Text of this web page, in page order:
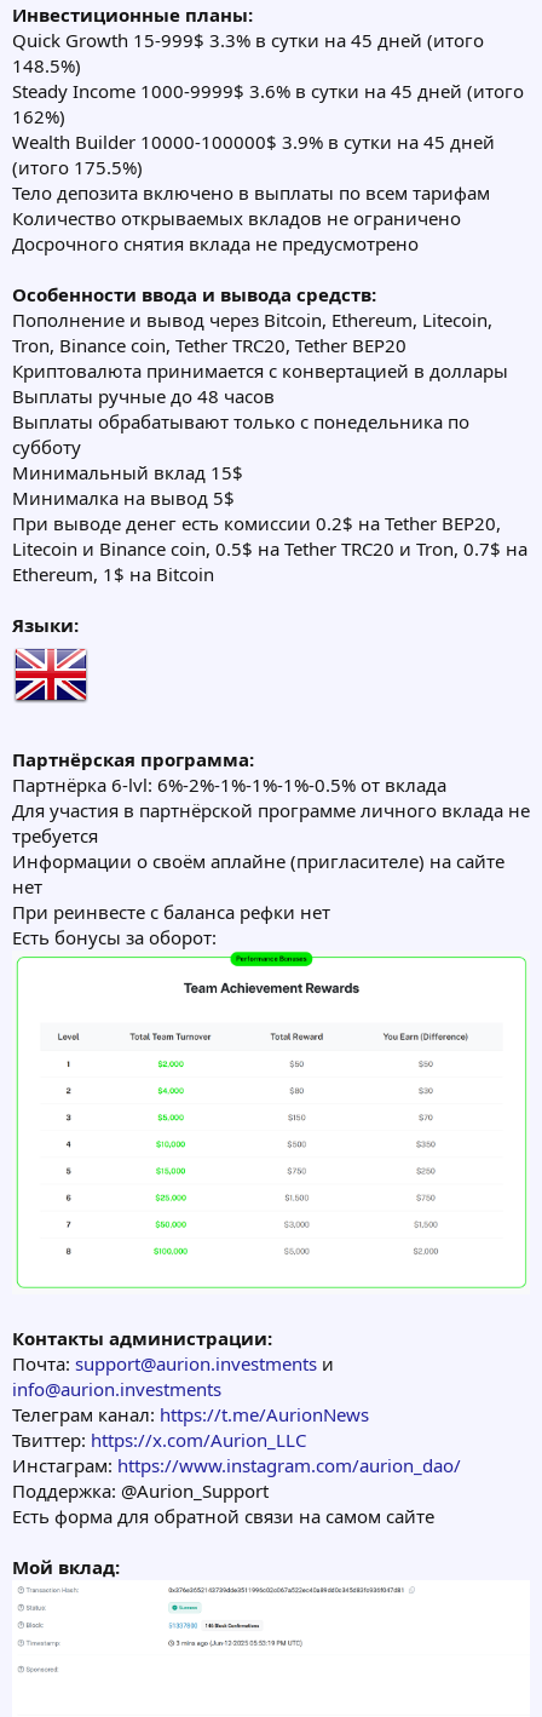
Инвестиционные планы:
Quick Growth 15-999$ 3.3% в сутки на 45 дней (итого
148.5%)
Steady Income 1000-9999$ 3.6% в сутки на 45 дней (итого
162%)
Wealth Builder 10000-100000$ 3.9% в сутки на 45 дней
(итого 175.5%)
Тело депозита включено в выплаты по всем тарифам
Количество открываемых вкладов не ограничено
Досрочного снятия вклада не предусмотрено
Особенности ввода и вывода средств:
Пополнение и вывод через Bitcoin, Ethereum, Litecoin,
Tron, Binance coin, Tether TRC20, Tether BEP20
Криптовалюта принимается с конвертацией в доллары
Выплаты ручные до 48 часов
Выплаты обрабатывают только с понедельника по
субботу
Минимальный вклад 15$
Минималка на вывод 5$
При выводе денег есть комиссии 0.2$ на Tether BEP20,
Litecoin и Binance coin, 0.5$ на Tether TRC20 и Tron, 0.7$ на
Ethereum, 1$ на Bitcoin
Языки:
Партнёрская программа:
Партнёрка 6-lvl: 6%-2%-1%-1%-1%-0.5% от вклада
Для участия в партнёрской программе личного вклада не
требуется
Информации о своём аплайне (пригласителе) на сайте
нет
При реинвесте с баланса рефки нет
Есть бонусы за оборот:
Контакты администрации:
Почта: support@aurion.investments и
info@aurion.investments
Телеграм канал: https://t.me/AurionNews
Твиттер: https://x.com/Aurion_LLC
Инстаграм: https://www.instagram.com/aurion_dao/
Поддержка: @Aurion_Support
Есть форма для обратной связи на самом сайте
Мой вклад: